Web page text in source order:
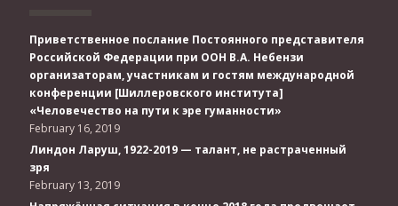
Приветственное послание Постоянного представителя
Российской Федерации при ООН В.А. Небензи
организаторам, участникам и гостям международной
конференции [Шиллеровского института]
«Человечество на пути к эре гуманности»
February 16, 2019
Линдон Ларуш, 1922-2019 — талант, не растраченный
зря
February 13, 2019